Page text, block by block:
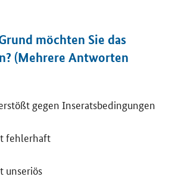
möchten Sie das
(Mehrere Antworten
gegen Inseratsbedingungen
fehlerhaft
unseriös